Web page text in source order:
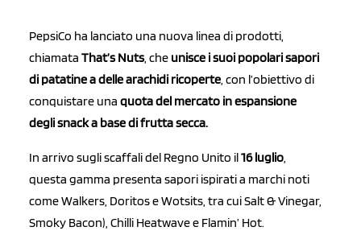
PepsiCo ha lanciato una nuova linea di prodotti,
chiamata That’s Nuts, che unisce i suoi popolari sapori
di patatine a delle arachidi ricoperte , con l’obiettivo di
conquistare una quota del mercato in espansione
degli snack a base di frutta secca.
In arrivo sugli scaffali del Regno Unito il16 luglio
questa gamma presenta sapori ispirati a marchi noti
come Walkers, Doritos e Wotsits, tra cui Salt & Vinegar,
Smoky Bacon), Chilli Heatwave e Flamin’ Hot.